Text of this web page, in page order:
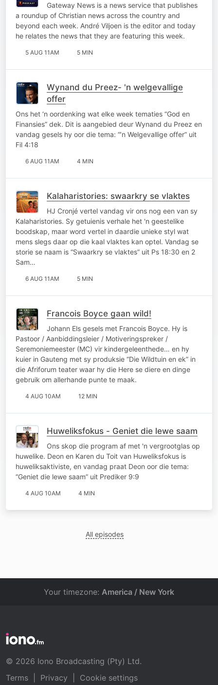
Gateway News is a news service that publishes
a roundup of Christian news across the country and
beyond each week. André Viljoen is the editor and today
he relates the news that they are featuring this week.
5 AUG 11AM 5 MIN
Wynand du Preez- 'n welgevallige
offer
Ons het ‘n oordenking wat elke week tematies “God en
Finansies” dek. Dit is aangebied deur Wynand du Preez en
vandag gesels hy oor die tema: “’n Welgevallige offer” uit
Fil 4:18
6 AUG 11AM 4 MIN
Kalaharistories: swaarkry se vlaktes
HJ Cronjé vertel vandag vir ons nog een van sy
Kalaharistories. Sy getuienis verhale het 'n geestelike
boodskap, maar word vertel in daardie unieke styl wat
mens slegs daar op die kaal vlaktes kan optel. Vandag se
storie se naam is “Swaarkry se vlaktes” uit Ps 18:30 en 2
Sam…
6 AUG 11AM 5 MIN
Francois Boyce gaan wild!
Johann Els gesels met Francois Boyce. Hy is
Pastoor / Aanbiddingsleier / Motiveringspreker /
Seremoniemeester (MC) vir kindergeleenthede… en hy
kuier in Gauteng met sy produksie “Die Wildtuin en ek” in
die Afriforum teater waar hy die Here se diere en dinge
gebruik om allerhande punte te maak.
4 AUG 10AM 12 MIN
Huweliksfokus - Geniet die lewe saam
Ons skop die program af met 'n vergrootglas op
huwelike. Deon en Karen du Toit van Huweliksfokus is
huweliksaktiviste, en vandag praat Deon oor die tema:
“Geniet die lewe saam” uit Prediker 9:9
4 AUG 10AM 4 MIN
All episodes
Your timezone: America / New York
© 2026 Iono Broadcasting (Pty) Ltd.
Terms
Privacy Cookie settings